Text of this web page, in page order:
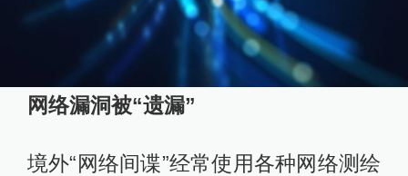
网络漏洞被“遗漏”
境外“网络间谍”经常使用各种网络测绘